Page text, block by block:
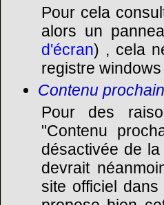
Pour cela
alors un
d'écran) , cela
registre
Contenu
Pour des
"Contenu
désactivée de
devrait
site officiel